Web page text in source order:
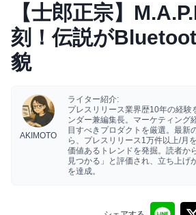
【士郎正宗】
刻！伝説が
貌
AKIMOTO
ライター紹介:
プレスリリース業界歴10年の経験
ンダー兼編集長。マーケティング
目すべきプロダクトを厳選。最新
ら、プレスリリース1万件以上/月
価値あるトレンドを発掘。読者か
見つかる」と評価され、立ち上げ
を達成。